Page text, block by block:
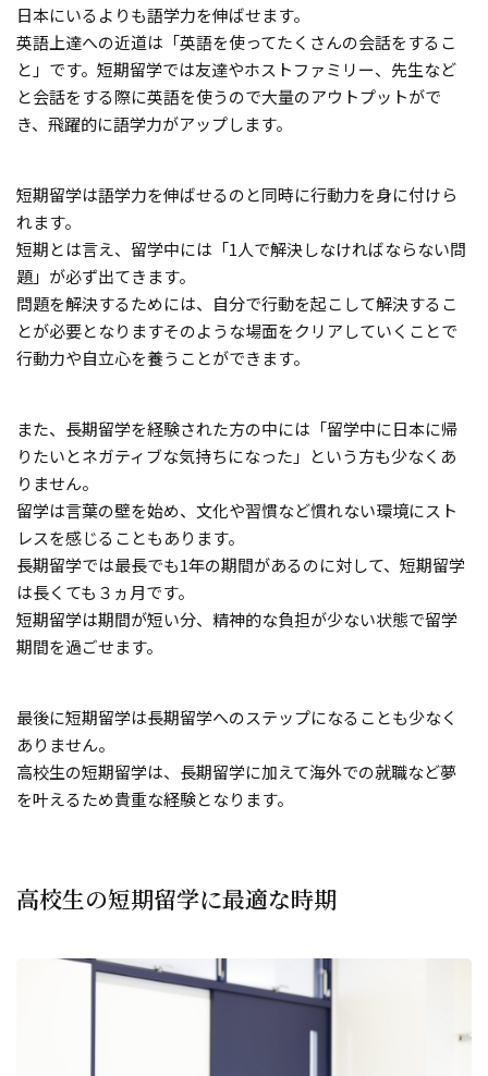
日本にいるよりも語学力を伸ばせます。
英語上達への近道は「英語を使ってたくさんの会話をするこ
と」です。短期留学では友達やホストファミリー、先生など
と会話をする際に英語を使うので大量のアウトプットがで
き、飛躍的に語学力がアップします。
短期留学は語学力を伸ばせるのと同時に行動力を身に付けら
れます。
短期とは言え、留学中には「1人で解決しなければならない問
題」が必ず出てきます。
問題を解決するためには、自分で行動を起こして解決するこ
とが必要となりますそのような場面をクリアしていくことで
行動力や自立心を養うことができます。
また、長期留学を経験された方の中には「留学中に日本に帰
りたいとネガティブな気持ちになった」という方も少なくあ
りません。
留学は言葉の壁を始め、文化や習慣など慣れない環境にスト
レスを感じることもあります。
長期留学では最長でも1年の期間があるのに対して、短期留学
は長くても３ヵ月です。
短期留学は期間が短い分、精神的な負担が少ない状態で留学
期間を過ごせます。
最後に短期留学は長期留学へのステップになることも少なく
ありません。
高校生の短期留学は、長期留学に加えて海外での就職など夢
を叶えるため貴重な経験となります。
高校生の短期留学に最適な時期